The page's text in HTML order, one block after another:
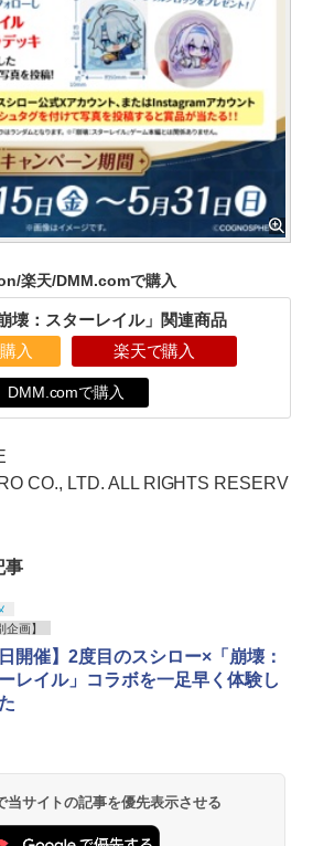
楽天/DMM.comで購入
崩壊：スターレイル」関連商品
入 楽天で購入
DMM.comで購入
CO., LTD. ALL RIGHTS RESERV
事
企画】
日開催】2度目のスシロー×「崩壊：
レイル」コラボを一足早く体験し
サイトの記事を優先表示させる